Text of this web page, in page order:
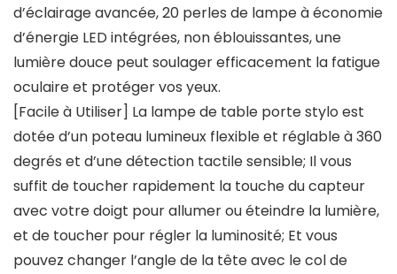
d’éclairage avancée, 20 perles de lampe à économie
d’énergie LED intégrées, non éblouissantes, une
lumière douce peut soulager efficacement la fatigue
oculaire et protéger vos yeux.
[Facile à Utiliser] La lampe de table porte stylo est
dotée d’un poteau lumineux flexible et réglable à 360
degrés et d’une détection tactile sensible; Il vous
suffit de toucher rapidement la touche du capteur
avec votre doigt pour allumer ou éteindre la lumière,
et de toucher pour régler la luminosité; Et vous
pouvez changer l’angle de la tête avec le col de